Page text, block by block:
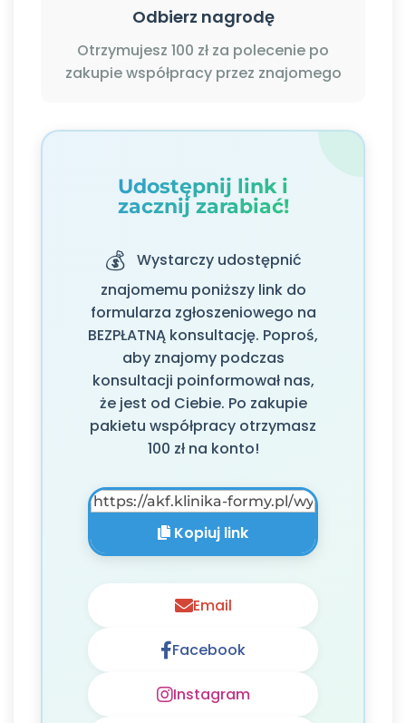
Odbierz nagrodę
Otrzymujesz 100 zł za polecenie po
zakupie współpracy przez znajomego
Udostępnij link i
zacznij zarabiać!
💰 Wystarczy udostępnić
znajomemu poniższy link do
formularza zgłoszeniowego na
BEZPŁATNĄ konsultację. Poproś,
aby znajomy podczas
konsultacji poinformował nas,
że jest od Ciebie. Po zakupie
pakietu współpracy otrzymasz
100 zł na konto!
Kopiuj link
Email
Facebook
Instagram